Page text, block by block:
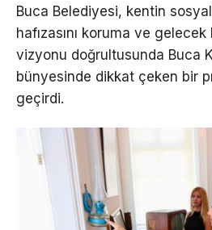
Buca Belediyesi, kentin
hafızasını koruma ve
vizyonu doğrultusunda Buca
bünyesinde dikkat çeken bir
geçirdi.